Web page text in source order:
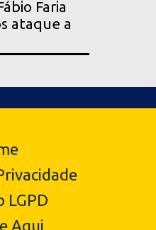
Faria
ataque a
LGPD
Aqui